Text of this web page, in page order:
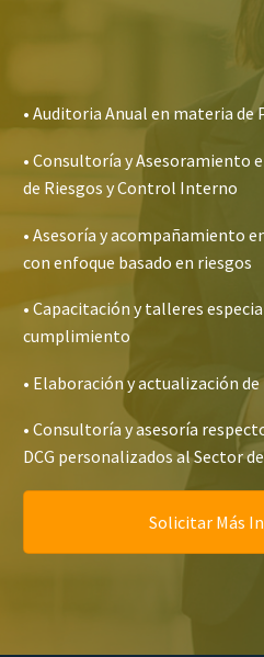
• Auditoria Anual en materia de
• Consultoría y Asesoramiento
de Riesgos y Control Interno
• Asesoría y acompañamiento
con enfoque basado en riesgos
• Capacitación y talleres
cumplimiento
• Elaboración y actualización
• Consultoría y asesoría
DCG personalizados al Sector
Solicitar Más